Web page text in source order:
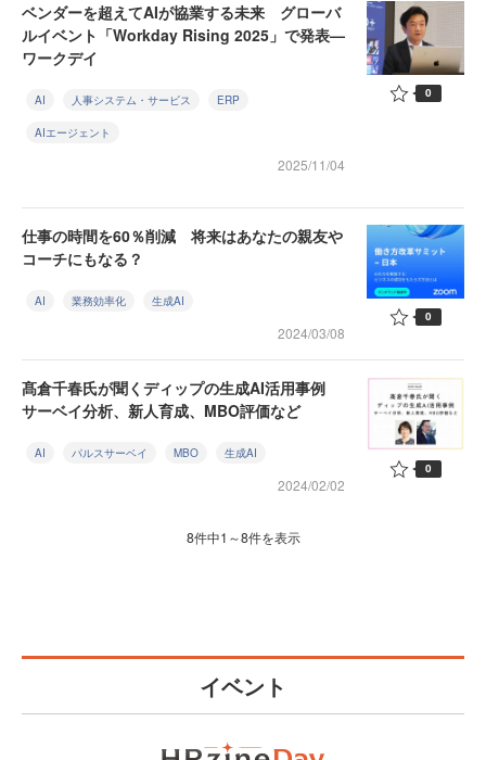
ベンダーを超えてAIが協業する未来 グローバ
ルイベント「Workday Rising 2025」で発表—
ワークデイ
AI 人事システム・サービス ERP
AIエージェント
2025/11/04
0
仕事の時間を60％削減 将来はあなたの親友や
コーチにもなる？
AI 業務効率化 生成AI
2024/03/08
0
髙倉千春氏が聞くディップの生成AI活用事例
サーベイ分析、新人育成、MBO評価など
AI パルスサーベイ MBO 生成AI
2024/02/02
0
8件中1～8件を表示
イベント